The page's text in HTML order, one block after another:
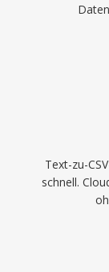
Text-zu-
schnell.